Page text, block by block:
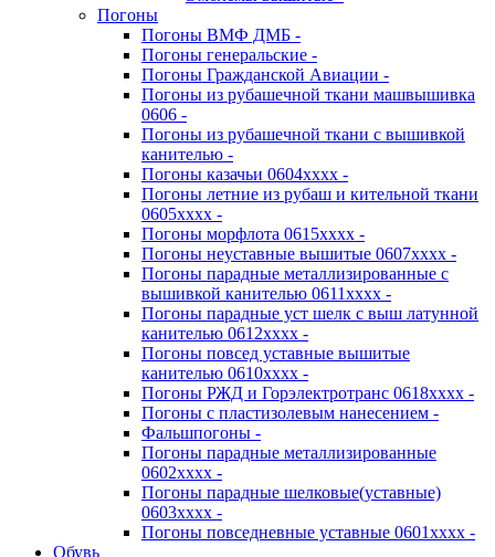
Погоны
Погоны ВМФ ДМБ -
Погоны генеральские -
Погоны Гражданской Авиации -
Погоны из рубашечной ткани машвышивка
0606 -
Погоны из рубашечной ткани с вышивкой
канителью -
Погоны казачьи 0604хххх -
Погоны летние из рубаш и кительной ткани
0605хххх -
Погоны морфлота 0615хххх -
Погоны неуставные вышитые 0607хххх -
Погоны парадные металлизированные с
вышивкой канителью 0611хххх -
Погоны парадные уст шелк с выш латунной
канителью 0612хххх -
Погоны повсед уставные вышитые
канителью 0610хххх -
Погоны РЖД и Горэлектротранс 0618хххх -
Погоны с пластизолевым нанесением -
Фальшпогоны -
Погоны парадные металлизированные
0602хххх -
Погоны парадные шелковые(уставные)
0603хххх -
Погоны повседневные уставные 0601хххх -
Обувь